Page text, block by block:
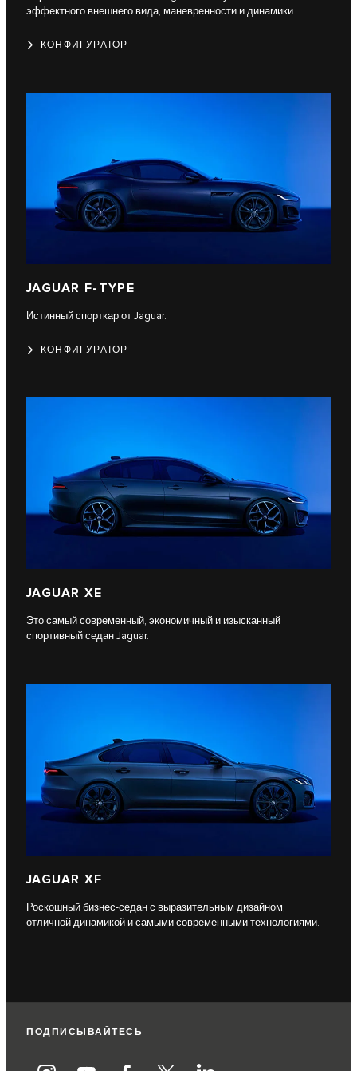
эффектного внешнего вида, маневренности и динамики.
КОНФИГУРАТОР
JAGUAR F-TYPE
Истинный спорткар от Jaguar.
КОНФИГУРАТОР
JAGUAR XE
Это самый современный, экономичный и изысканный
спортивный седан Jaguar.
JAGUAR XF
Роскошный бизнес-седан с выразительным дизайном,
отличной динамикой и самыми современными технологиями.
ПОДПИСЫВАЙТЕСЬ